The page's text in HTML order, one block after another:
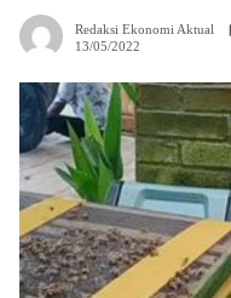
Redaksi Ekonomi Aktual
13/05/2022